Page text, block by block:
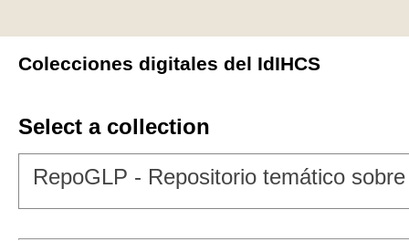
Colecciones digitales del IdIHCS
Select a collection
RepoGLP - Repositorio temático